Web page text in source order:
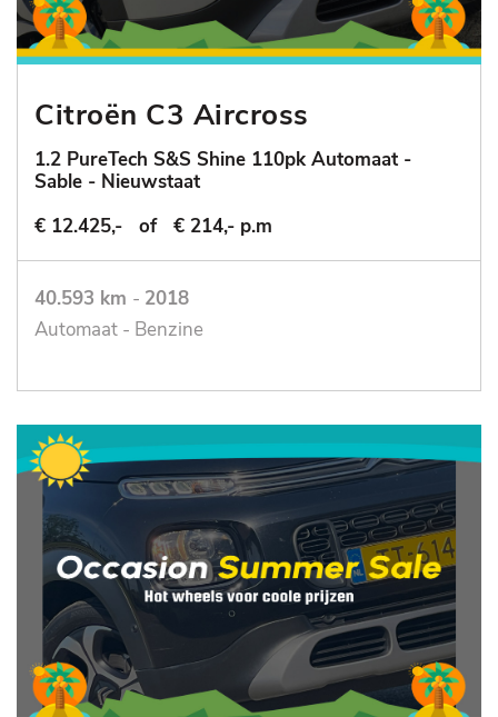
Citroën C3 Aircross
1.2 PureTech S&S Shine 110pk Automaat -
Sable - Nieuwstaat
€ 12.425,-
of € 214,- p.m
40.593 km - 2018
Automaat - Benzine